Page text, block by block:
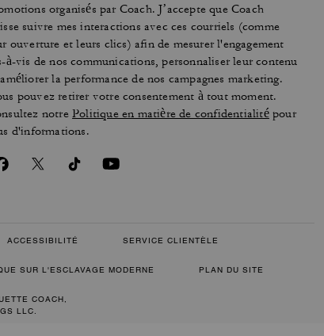
organisés par Coach. J’accepte que Coach
suivre mes interactions avec ces courriels (comme
ouverture et leurs clics) afin de mesurer l'engagement
à-vis de nos communications, personnaliser leur contenu
la performance de nos campagnes marketing.
pouvez retirer votre consentement à tout moment.
notrePolitique en matière de confidentialitépour
d'informations.
ACCESSIBILITÉ SERVICE CLIENTÈLE
SUR L'ESCLAVAGE MODERNE PLAN DU SITE
COACH,
LLC.